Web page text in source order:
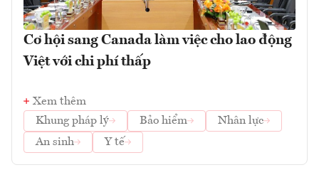
Cơ hội sang Canada làm việc cho lao động
Việt với chi phí thấp
Xem thêm
Khung pháp lý
Bảo hiểm
Nhân lực
An sinh
Y tế